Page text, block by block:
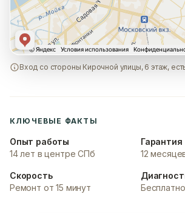
Вход со стороны Кирочной улицы, 6 этаж,
КЛЮЧЕВЫЕ ФАКТЫ
Опыт работы
14 лет в центре СПб
Гарантия
12
Скорость
Ремонт от 15 минут